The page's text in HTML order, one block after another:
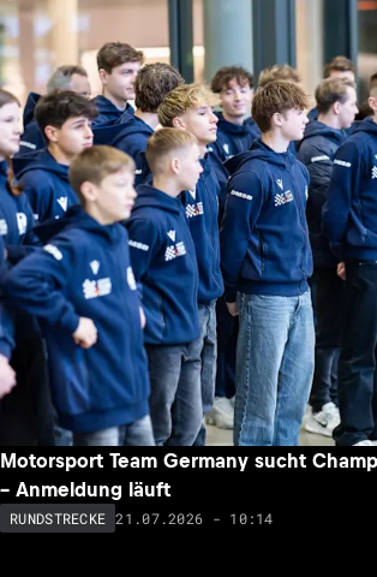
Motorsport Team Germany sucht
– Anmeldung läuft
RUNDSTRECKE 21.07.2026 - 10:14